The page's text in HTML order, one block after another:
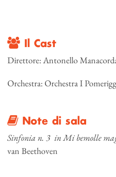
Il Cast
Direttore: Antonello
Orchestra: Orchestra I
Note di sala
Sinfonia n. 3 in Mi bemolle
van Beethoven